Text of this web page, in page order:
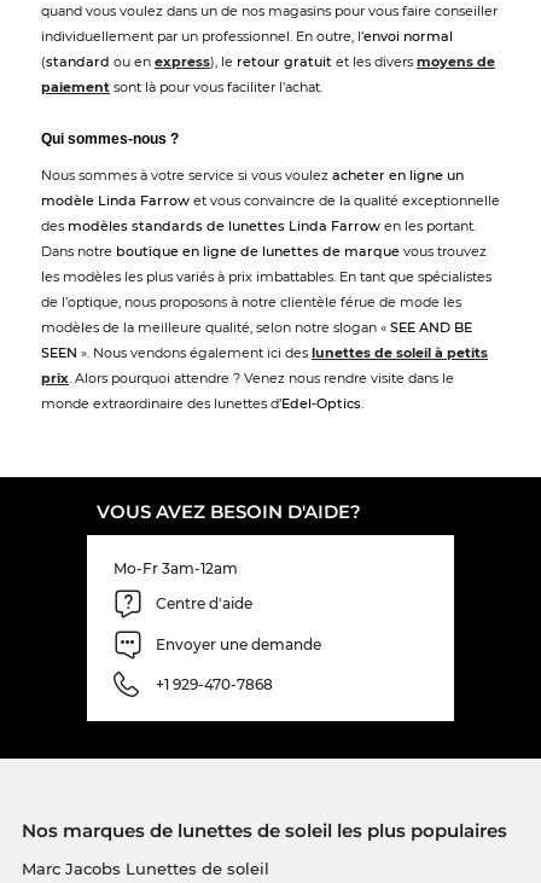
quand vous voulez dans un de nos magasins pour vous faire conseiller
individuellement par un professionnel. En outre, l’envoi normal
(standard ou en express), le retour gratuit et les divers moyens de
paiement sont là pour vous faciliter l’achat.
Qui sommes-nous ?
Nous sommes à votre service si vous voulez acheter en ligne un
modèle Linda Farrow et vous convaincre de la qualité exceptionnelle
des modèles standards de lunettes Linda Farrow en les portant.
Dans notre boutique en ligne de lunettes de marque vous trouvez
les modèles les plus variés à prix imbattables. En tant que spécialistes
de l’optique, nous proposons à notre clientèle férue de mode les
modèles de la meilleure qualité, selon notre slogan « SEE AND BE
SEEN ». Nous vendons également ici des lunettes de soleil à petits
prix . Alors pourquoi attendre ? Venez nous rendre visite dans le
monde extraordinaire des lunettes d’Edel-Optics
VOUS AVEZ BESOIN D'AIDE?
Mo-Fr 3am-12am
Centre d'aide
Envoyer une demande
+1 929-470-7868
Nos marques de lunettes de soleil les plus populaires
Marc Jacobs Lunettes de soleil